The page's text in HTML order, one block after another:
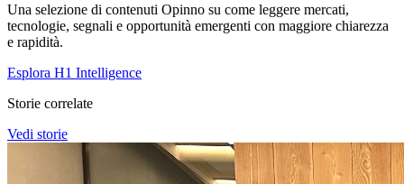
Una selezione di contenuti Opinno su come leggere mercati,
tecnologie, segnali e opportunità emergenti con maggiore chiarezza
e rapidità.
Esplora H1 Intelligence
Storie correlate
Vedi storie